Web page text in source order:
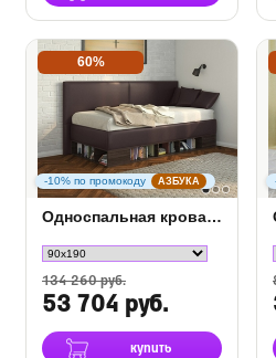
-10% по промокоду АЗБУКА
60%
Односпальная кровать тахта Lancaster 1 с ПМ
134 260 руб.
53 704 руб.
купить